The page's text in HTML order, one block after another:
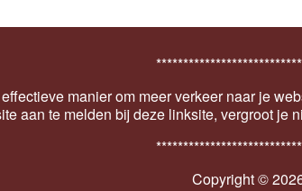
manier om meer verkeer naar je
aan te melden bij deze linksite, vergroot je
Copyright ©